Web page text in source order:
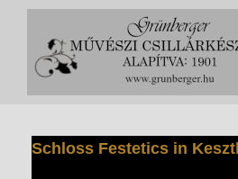
Schloss Festetics in